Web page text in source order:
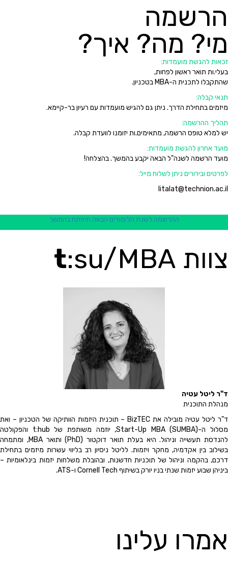
הרשמה
מי? מה? איך?
זכאות להגשת מועמדות:
בעלי.ות תואר ראשון לפחות,
שהתקבלו לתכנית ה-MBA בטכניון.
תנאי קבלה:
מיזמים בתחילת הדרך. ניתן גם להגיש מועמדות עם רעיון בר-קיימא.
תהליך ההרשמה:
יש למלא טופס הרשמה, מתאימים.ות יזומנו לוועדת קבלה.
מועד אחרון להגשת מועמדות:
מועד הרשמה לשנה"ל הבאה יקבע בהמשך. בהצלחה!
לפרטים ובירורים ניתן לשלוח מייל:
litalat@technion.ac.il
ההרשמה לשנת הלימודים הבאה תיפתח בהמשך
צוות t:su/MBA
ד"ר ליטל עטיה
מנהלת התוכנית
ד"ר ליטל עטיה מובילה את BizTEC – תוכנית היזמות הוותיקה של הטכניון – ואת
מסלול ה-Start-Up MBA (SUMBA), יוזמה משותפת של t:hub והפקולטה
להנדסת תעשייה וניהול. היא בעלת תואר דוקטור (PhD) ותואר MBA, ומתמחה
בשילוב בין אקדמיה, מחקר ויזמות. לליטל ניסיון רב בליווי עשרות מיזמים בתחילת
דרכם, בהקמה וניהול של תוכניות חדשנות, ובהובלת משלחות יזמות בינלאומיות –
ביניהן שבוע יזמות שנתי בניו יורק בשיתוף Cornell Tech ו-ATS.
אמרו עלינו